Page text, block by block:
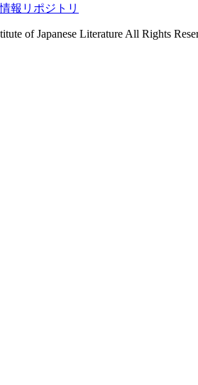
報リポジトリ
of Japanese Literature All Rights